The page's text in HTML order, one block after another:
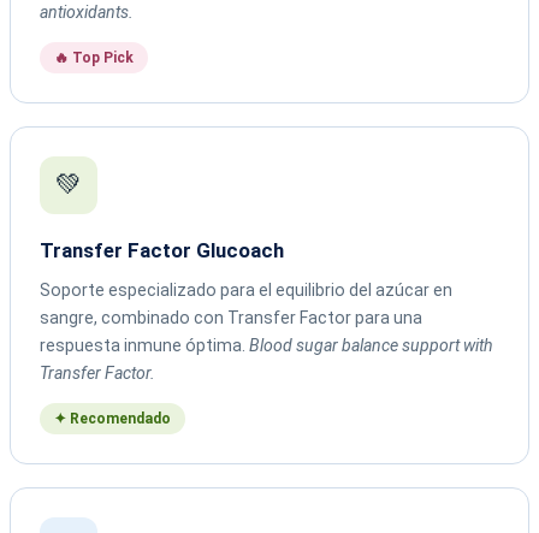
antioxidants.
🔥 Top Pick
💚
Transfer Factor Glucoach
Soporte especializado para el equilibrio del azúcar en
sangre, combinado con Transfer Factor para una
respuesta inmune óptima. Blood sugar balance support with
Transfer Factor.
✦ Recomendado